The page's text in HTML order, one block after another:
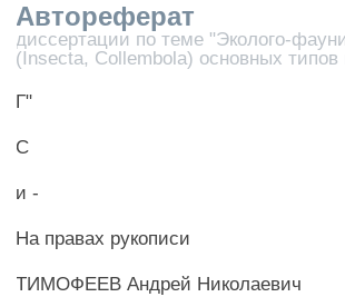
Автореферат
диссертации по теме "Эколого-
(Insecta, Collembola) основных
Г"
С
и -
На правах рукописи
ТИМОФЕЕВ Андрей Николаевич